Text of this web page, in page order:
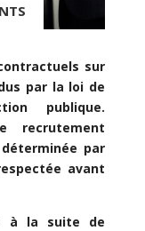
sur
par la loi de
publique.
recrutement
par
avant
à la suite de